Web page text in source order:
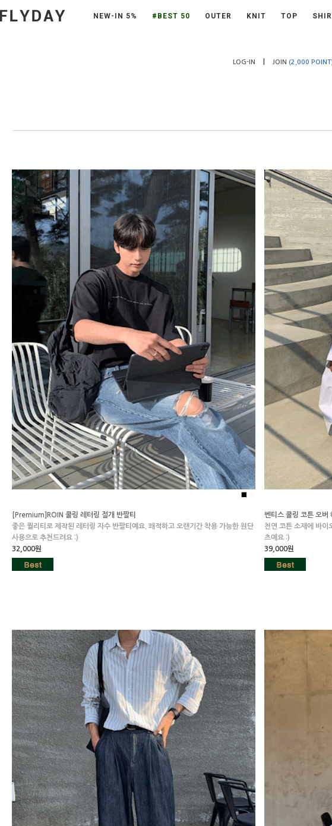
NEW-IN 5% #BEST 50 OUTER KNIT TOP
LOG-IN JOIN (2,000
[Premium]ROIN 쿨링 레터링 절개 반팔티
좋은 퀄리티로 제작된 레터링 자수 반팔티예요. 쾌적하고 오랜기간 착용 가능한 원단
사용으로 추천드려요 :)
32,000원
벤티스 쿨링 코튼 오
천연 코튼 소재에 바이
츠예요 :)
39,000원